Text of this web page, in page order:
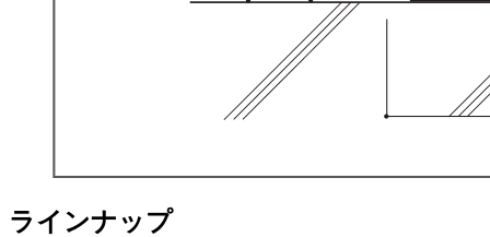
ラインナップ